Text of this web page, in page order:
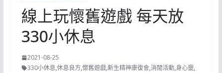
線上玩懷舊遊戲 每天放
330小休息
2021-08-25
330小休息,休息良方,懷舊遊戲,新生精神康復會,消閒活動,身心靈,